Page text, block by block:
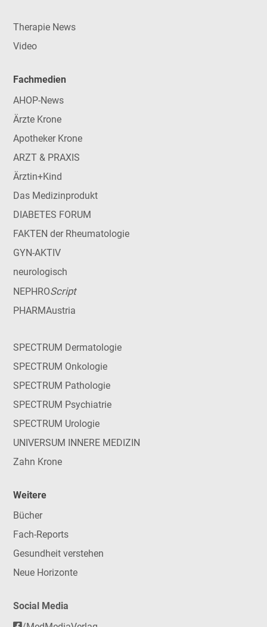
Therapie News
Video
Fachmedien
AHOP-News
Ärzte Krone
Apotheker Krone
ARZT & PRAXIS
Ärztin+Kind
Das Medizinprodukt
DIABETES FORUM
FAKTEN der Rheumatologie
GYN-AKTIV
neurologisch
NEPHROScript
PHARMAustria
SPECTRUM Dermatologie
SPECTRUM Onkologie
SPECTRUM Pathologie
SPECTRUM Psychiatrie
SPECTRUM Urologie
UNIVERSUM INNERE MEDIZIN
Zahn Krone
Weitere
Bücher
Fach-Reports
Gesundheit verstehen
Neue Horizonte
Social Media